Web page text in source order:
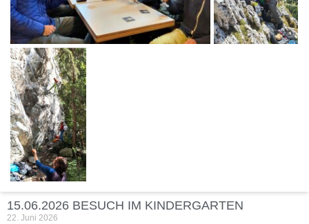
15.06.2026 BESUCH IM KINDERGARTEN
22. Juni 2026